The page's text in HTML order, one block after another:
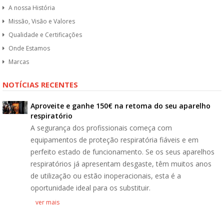
A nossa História
Missão, Visão e Valores
Qualidade e Certificações
Onde Estamos
Marcas
NOTÍCIAS RECENTES
Aproveite e ganhe 150€ na retoma do seu aparelho
respiratório
A segurança dos profissionais começa com
equipamentos de proteção respiratória fiáveis e em
perfeito estado de funcionamento. Se os seus aparelhos
respiratórios já apresentam desgaste, têm muitos anos
de utilização ou estão inoperacionais, esta é a
oportunidade ideal para os substituir.
ver mais